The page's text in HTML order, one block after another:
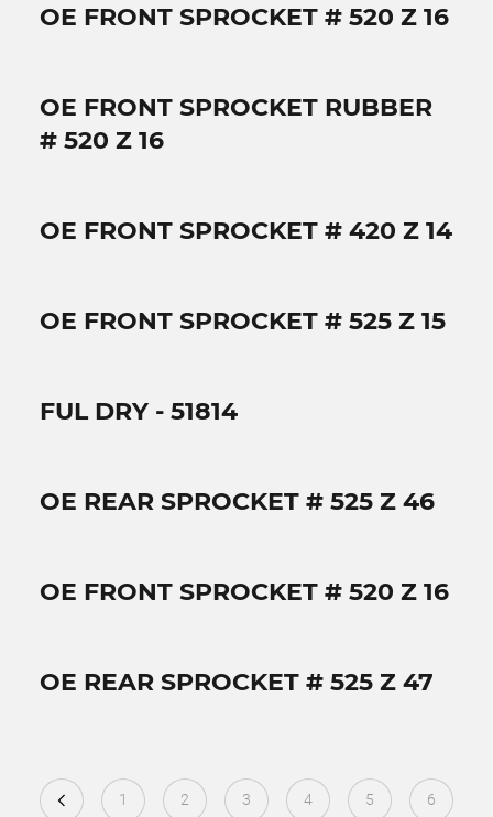
OE FRONT SPROCKET # 520 Z 16
OE FRONT SPROCKET RUBBER
# 520 Z 16
OE FRONT SPROCKET # 420 Z 14
OE FRONT SPROCKET # 525 Z 15
FUL DRY - 51814
OE REAR SPROCKET # 525 Z 46
OE FRONT SPROCKET # 520 Z 16
OE REAR SPROCKET # 525 Z 47
1 2 3 4 5 6